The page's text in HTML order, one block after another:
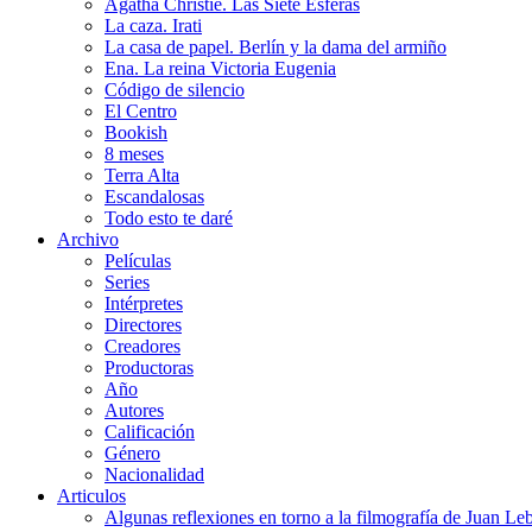
Agatha Christie. Las Siete Esferas
La caza. Irati
La casa de papel. Berlín y la dama del armiño
Ena. La reina Victoria Eugenia
Código de silencio
El Centro
Bookish
8 meses
Terra Alta
Escandalosas
Todo esto te daré
Archivo
Películas
Series
Intérpretes
Directores
Creadores
Productoras
Año
Autores
Calificación
Género
Nacionalidad
Articulos
Algunas reflexiones en torno a la filmografía de Juan